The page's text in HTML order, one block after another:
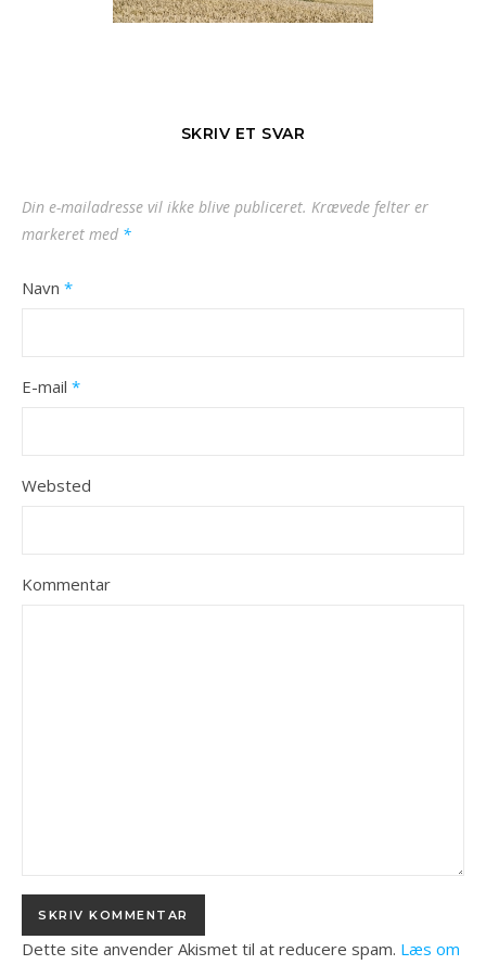
SKRIV ET SVAR
Din e-mailadresse vil ikke blive publiceret. Krævede felter er
markeret med *
Navn *
E-mail *
Websted
Kommentar
Dette site anvender Akismet til at reducere spam. Læs om